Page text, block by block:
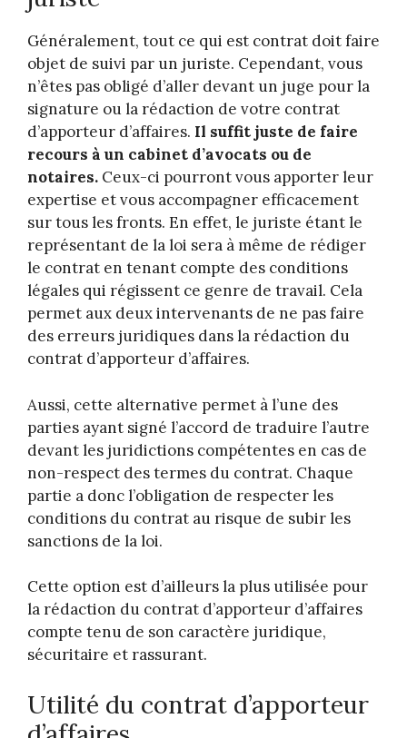
Généralement, tout ce qui est contrat doit faire
objet de suivi par un juriste. Cependant, vous
n’êtes pas obligé d’aller devant un juge pour la
signature ou la rédaction de votre contrat
d’apporteur d’affaires. Il suffit juste de faire
recours à un cabinet d’avocats ou de
notaires. Ceux-ci pourront vous apporter leur
expertise et vous accompagner efficacement
sur tous les fronts. En effet, le juriste étant le
représentant de la loi sera à même de rédiger
le contrat en tenant compte des conditions
légales qui régissent ce genre de travail. Cela
permet aux deux intervenants de ne pas faire
des erreurs juridiques dans la rédaction du
contrat d’apporteur d’affaires.
Aussi, cette alternative permet à l’une des
parties ayant signé l’accord de traduire l’autre
devant les juridictions compétentes en cas de
non-respect des termes du contrat. Chaque
partie a donc l’obligation de respecter les
conditions du contrat au risque de subir les
sanctions de la loi.
Cette option est d’ailleurs la plus utilisée pour
la rédaction du contrat d’apporteur d’affaires
compte tenu de son caractère juridique,
sécuritaire et rassurant.
Utilité du contrat d’apporteur